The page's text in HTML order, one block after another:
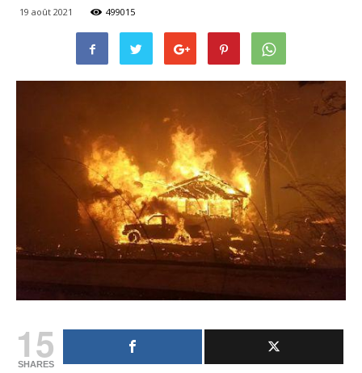
19 août 2021 499015
15
SHARES